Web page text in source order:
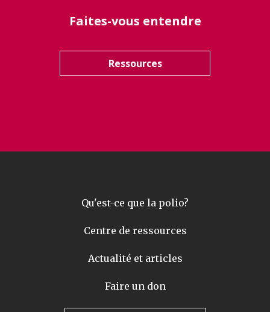
Faites-vous entendre
Ressources
Qu'est-ce que la polio?
Centre de ressources
Actualité et articles
Faire un don